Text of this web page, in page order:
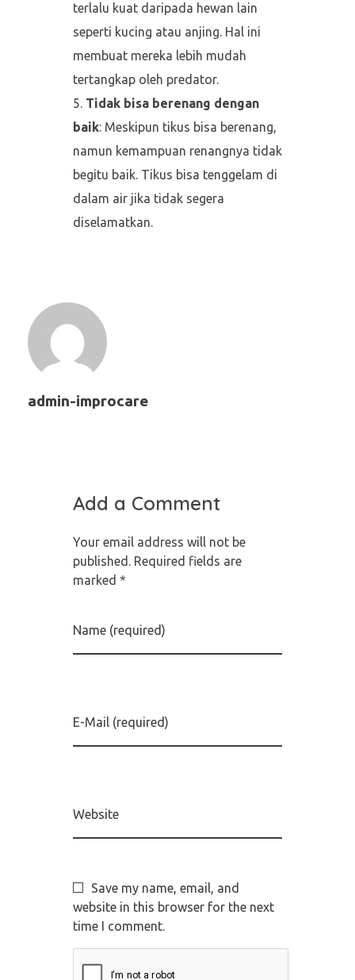
terlalu kuat daripada hewan lain
seperti kucing atau anjing. Hal ini
membuat mereka lebih mudah
tertangkap oleh predator.
Tidak bisa berenang dengan
baik: Meskipun tikus bisa berenang,
namun kemampuan renangnya tidak
begitu baik. Tikus bisa tenggelam di
dalam air jika tidak segera
diselamatkan.
admin-improcare
Add a Comment
Your email address will not be
published. Required fields are
marked *
Name (required)
E-Mail (required)
Website
Save my name, email, and
website in this browser for the next
time I comment.